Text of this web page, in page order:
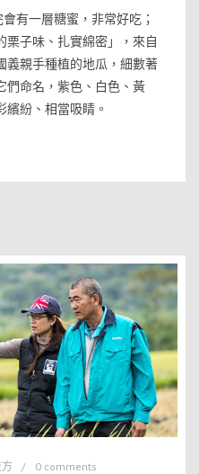
有一層糖蜜，非常好吃；
栗子味、扎實綿密」，來自
義親手種植的地瓜，細數著
們命名，紫色、白色、黃
紛、相當吸睛。
0 comments